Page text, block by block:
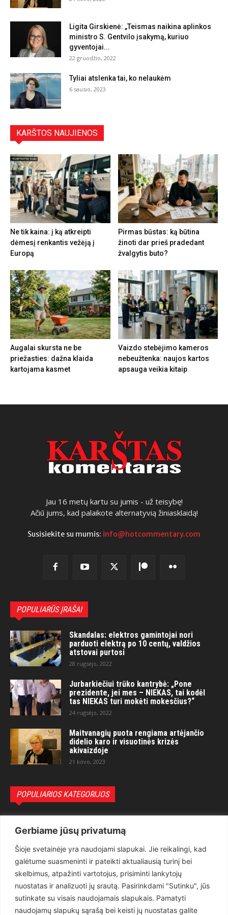
Gerbiame jūsų privatumą
Šioje svetainėje yra naudojami slapukai. Jie reikalingi, kad
galėtume suasmeninti ir pateikti aktualiausią turinį bei
skelbimus, atpažinti vartotojus, prisiminti lankytojų
nuostatas ir analizuoti jų srautą. Pasirinkdami "Sutinku", jūs
sutinkate su visais naudojamais slapukais. Pamatyti
naudojamų slapukų sąrašą bei keisti jų nuostatas galite
Ligita Girskienė: „Teismas naikina aplinkos
ministro S. Gentvilo įsakymą, kuriuo
gyventojai...
22 gruodžio, 2022
Tyliai atslenka tai, ko nelaukėm
6 sausio, 2023
KARŠTOS NAUJIENOS
Ne tik kaina: į ką atkreipti
dėmesį renkantis vežėją į
Europą
Pirmas būstas: ką būtina
žinoti dar prieš pradedant
žvalgytis buto?
Augalai skursta ne be
priežasties: dažna klaida
kartojama kasmet
Vaizdo stebėjimo kameros
nebeužtenka: naujos kartos
apsauga veikia kitaip
Jau 16 metų kartu su jumis - už teisybę!
Ačiū jums, kad palaikote alternatyvią žiniasklaidą!
Susisiekite su mumis: info@hotcommentary.com
POPULIARŪS ĮRAŠAI
Skandalas: elektros gamintojai nori
parduoti elektrą po 10 centų, valdžios
atstovai purtosi
28 rugsėjo, 2022
Jurbarkiečiui trūko kantrybė: „Pone
prezidente, jei mes – NIEKAS, tai kodėl
tas NIEKAS turi mokėti mokesčius?“
24 rugsėjo, 2022
Maitvanagių puota rengiama artėjančio
didelio karo ir visuotinės krizės
akivaizdoje
21 kovo, 2023
POPULIARIOS KATEGORIJOS
Teisėsauga
1497
Aktualu
Lietuva
619
Pasaulis